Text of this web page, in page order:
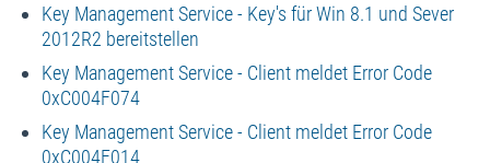
Key Management Service - Key's für Win 8.1 und Sever
2012R2 bereitstellen
Key Management Service - Client meldet Error Code
0xC004F074
Key Management Service - Client meldet Error Code
0xC004F014